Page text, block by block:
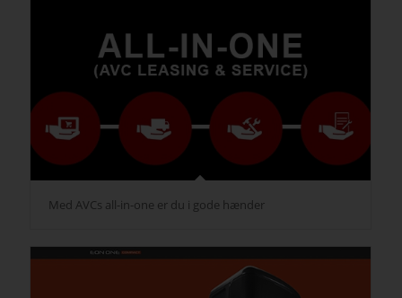
Med AVCs all-in-one er du i gode hænder